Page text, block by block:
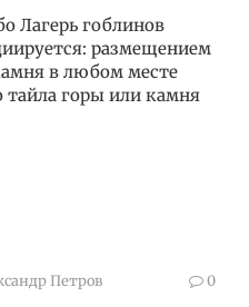
Лагерь гоблинов
размещением
в любом месте
тайла горы или камня
Петров 0